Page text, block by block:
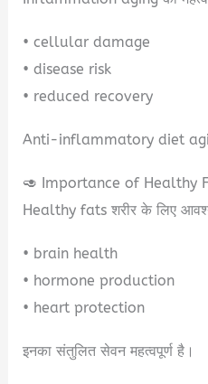
• cellular damage
• disease risk
• reduced recovery
Anti-inflammatory diet
🥑 Importance of Healthy
Healthy fats शरीर के लिए
• brain health
• hormone production
• heart protection
इनका संतुलित सेवन महत्वपूर्ण है।